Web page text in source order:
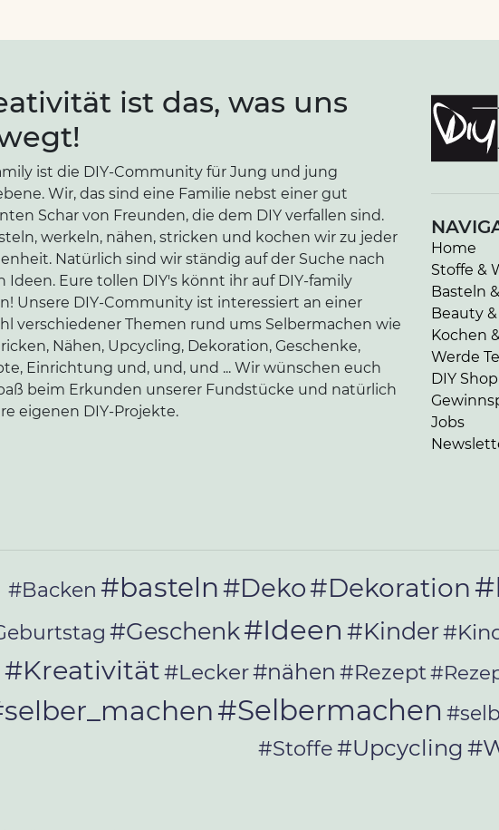
ist das, was uns
ist die DIY-Community für Jung und jung
Wir, das sind eine Familie nebst einer gut
Schar von Freunden, die dem DIY verfallen sind.
werkeln, nähen, stricken und kochen wir zu jeder
Natürlich sind wir ständig auf der Suche nach
Ideen. Eure tollen DIY's könnt ihr auf DIY-family
Unsere DIY-Community ist interessiert an einer
verschiedener Themen rund ums Selbermachen wie
Nähen, Upcycling, Dekoration, Geschenke,
Einrichtung und, und, und ... Wir wünschen euch
beim Erkunden unserer Fundstücke und natürlich
eigenen DIY-Projekte.
Home
Stoffe &
Basteln
Beauty
Kochen
Werde
DIY Shop
Jobs
#Backen #basteln#Deko#Dekoration
#Geschenk#Ideen #Kinder
#Kreativität#Lecker#nähen #Rezept
#Selbermachen
#Stoffe#Upcycling